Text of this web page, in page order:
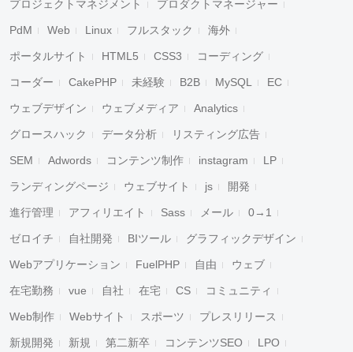
プロジェクトマネジメント プロダクトマネージャー
PdM Web Linux フルスタック 海外
ポータルサイト HTML5 CSS3 コーディング
コーダー CakePHP 未経験 B2B MySQL EC
ウェブデザイン ウェブメディア Analytics
グロースハック データ分析 リスティング広告
SEM Adwords コンテンツ制作 instagram LP
ランディングページ ウェブサイト js 開発
進行管理 アフィリエイト Sass メール 0→1
ゼロイチ 自社開発 BIツール グラフィックデザイン
Webアプリケーション FuelPHP 自由 ウェブ
在宅勤務 vue 自社 在宅 CS コミュニティ
Web制作 Webサイト スポーツ プレスリリース
新規開発 新規 第二新卒 コンテンツSEO LPO